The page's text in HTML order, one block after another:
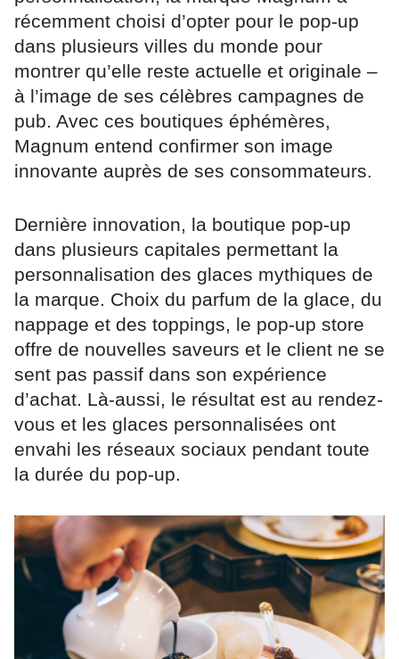
récemment choisi d’opter pour le pop-up
dans plusieurs villes du monde pour
montrer qu’elle reste actuelle et originale –
à l’image de ses célèbres campagnes de
pub. Avec ces boutiques éphémères,
Magnum entend confirmer son image
innovante auprès de ses consommateurs.
Dernière innovation, la boutique pop-up
dans plusieurs capitales permettant la
personnalisation des glaces mythiques de
la marque. Choix du parfum de la glace, du
nappage et des toppings, le pop-up store
offre de nouvelles saveurs et le client ne se
sent pas passif dans son expérience
d’achat. Là-aussi, le résultat est au rendez-
vous et les glaces personnalisées ont
envahi les réseaux sociaux pendant toute
la durée du pop-up.